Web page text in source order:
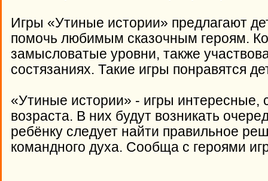
Игры «Утиные истории» предлагают
помочь любимым сказочным героям.
замысловатые уровни, также
состязаниях. Такие игры понравятся
«Утиные истории» - игры интересные,
возраста. В них будут возникать
ребёнку следует найти правильное
командного духа. Сообща с героями